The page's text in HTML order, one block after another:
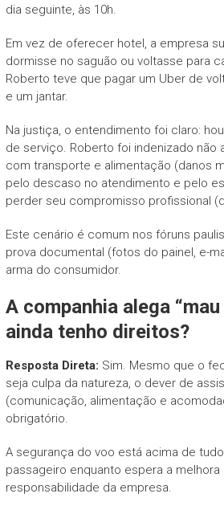
dia seguinte, às 10h.
Em vez de oferecer hotel, a empresa
dormisse no saguão ou voltasse para
Roberto teve que pagar um Uber de
e um jantar.
Na justiça, o entendimento foi claro:
de serviço. Roberto foi indenizado não
com transporte e alimentação (danos
pelo descaso no atendimento e pelo
perder seu compromisso profissional
Este cenário é comum nos fóruns
prova documental (fotos do painel, e-
arma do consumidor.
A companhia alega “mau
ainda tenho direitos?
Resposta Direta: Sim. Mesmo que o
seja culpa da natureza, o dever de
(comunicação, alimentação e
obrigatório.
A segurança do voo está acima de
passageiro enquanto espera a melhora
responsabilidade da empresa.